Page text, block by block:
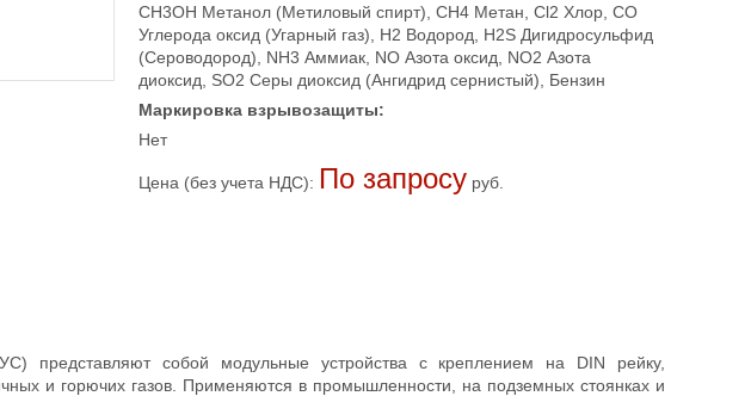
CH3OH Метанол (Метиловый спирт), CH4 Метан, Cl2 Хлор, CO
Углерода оксид (Угарный газ), H2 Водород, H2S Дигидросульфид
(Сероводород), NH3 Аммиак, NO Азота оксид, NO2 Азота
диоксид, SO2 Серы диоксид (Ангидрид сернистый), Бензин
Маркировка взрывозащиты:
Нет
Цена (без учета НДС): По запросу руб.
представляют собой модульные устройства с креплением на DIN рейку,
и горючих газов. Применяются в промышленности, на подземных стоянках и